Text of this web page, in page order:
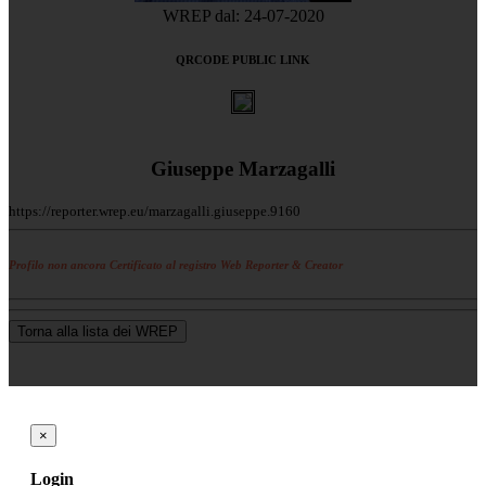
WREP dal: 24-07-2020
QRCODE PUBLIC LINK
Giuseppe Marzagalli
https://reporter.wrep.eu/marzagalli.giuseppe.9160
Profilo non ancora Certificato al registro Web Reporter & Creator
Torna alla lista dei WREP
×
Login